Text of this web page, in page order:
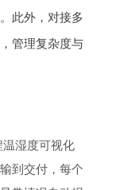
此外，对接多
管理复杂度与
湿度可视化
到交付，每个